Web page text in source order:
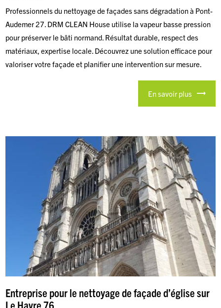
Professionnels du nettoyage de façades sans dégradation à Pont-
Audemer 27. DRM CLEAN House utilise la vapeur basse pression
pour préserver le bâti normand. Résultat durable, respect des
matériaux, expertise locale. Découvrez une solution efficace pour
valoriser votre façade et planifier une intervention sur mesure.
En savoir plus
Entreprise pour le nettoyage de façade d’église sur
Le Havre 76